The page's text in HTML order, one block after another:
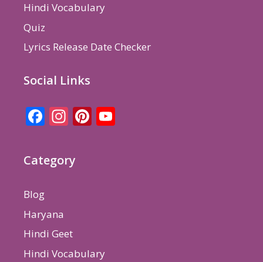
Hindi Vocabulary
Quiz
Lyrics Release Date Checker
Social Links
Facebook
Instagram
Pinterest
Category
Blog
Haryana
Hindi Geet
Hindi Vocabulary